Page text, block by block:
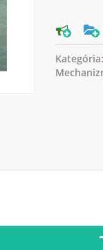
Kategória: